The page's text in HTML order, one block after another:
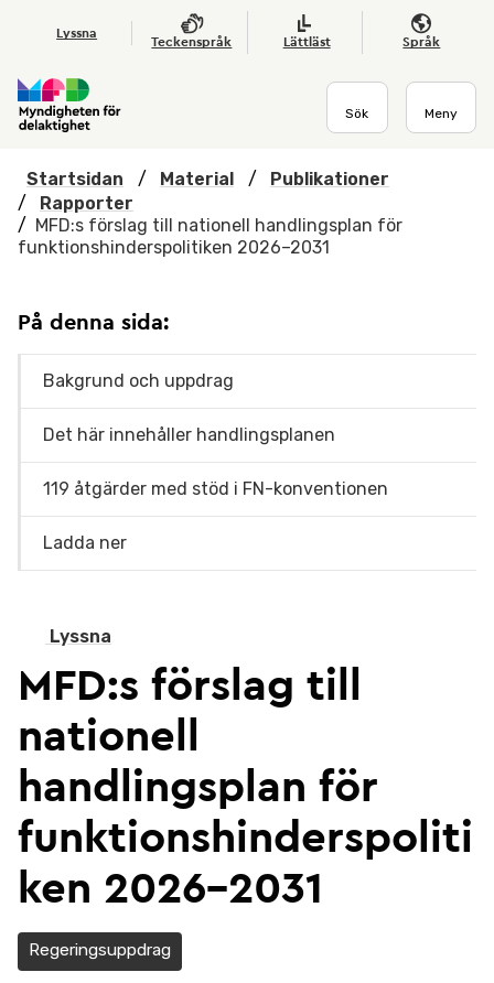
Hoppa till huvudmenyn
Lyssna
Teckenspråk Lättläst Språk
Sök Meny
Startsidan / Material /
Publikationer
/
Rapporter
/ MFD:s förslag till nationell handlingsplan för
funktionshinderspolitiken 2026–2031
Lyssna
MFD:s förslag till
nationell
handlingsplan för
funktionshinderspoliti
ken 2026–2031
Regeringsuppdrag
På denna sida:
Bakgrund och uppdrag
Det här innehåller handlingsplanen
119 åtgärder med stöd i FN-konventionen
Ladda ner